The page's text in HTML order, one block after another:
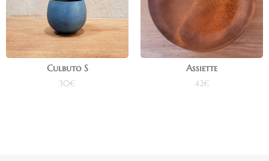
Culbuto S
30€
Assiette
42€